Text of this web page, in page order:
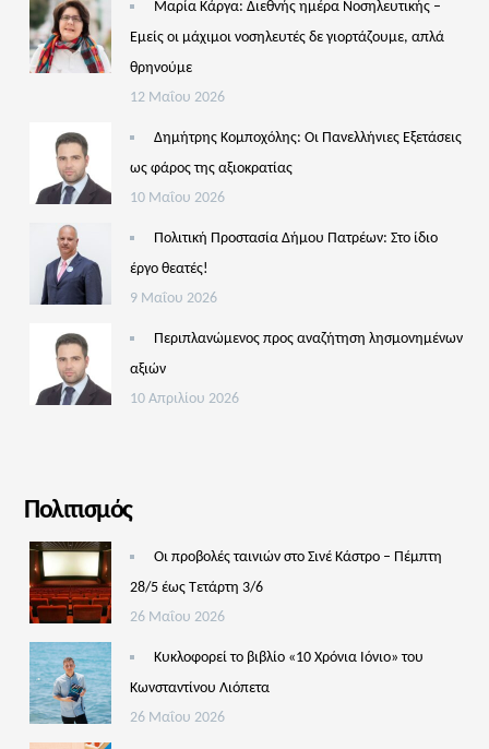
Μαρία Κάργα: Διεθνής ημέρα Νοσηλευτικής –
Εμείς οι μάχιμοι νοσηλευτές δε γιορτάζουμε, απλά
θρηνούμε
12 Μαΐου 2026
Δημήτρης Κομποχόλης: Οι Πανελλήνιες Εξετάσεις
ως φάρος της αξιοκρατίας
10 Μαΐου 2026
Πολιτική Προστασία Δήμου Πατρέων: Στο ίδιο
έργο θεατές!
9 Μαΐου 2026
Περιπλανώμενος προς αναζήτηση λησμονημένων
αξιών
10 Απριλίου 2026
Πολιτισμός
Οι προβολές ταινιών στο Σινέ Κάστρο – Πέμπτη
28/5 έως Τετάρτη 3/6
26 Μαΐου 2026
Κυκλοφορεί το βιβλίο «10 Χρόνια Ιόνιο» του
Κωνσταντίνου Λιόπετα
26 Μαΐου 2026